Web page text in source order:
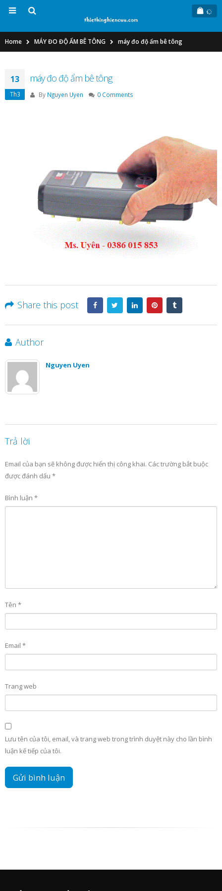
Home MÁY ĐO ĐỘ ẨM BÊ TÔNG máy đo độ ẩm bê tông
13
Th3
máy đo độ ẩm bê tông
By Nguyen Uyen 0 Comments
Share this post
Author
Nguyen Uyen
Trả lời
Email của bạn sẽ không được hiển thị công khai. Các trường bắt buộc
được đánh dấu *
Bình luận *
Tên *
Email *
Trang web
Lưu tên của tôi, email, và trang web trong trình duyệt này cho lần bình
luận kế tiếp của tôi.